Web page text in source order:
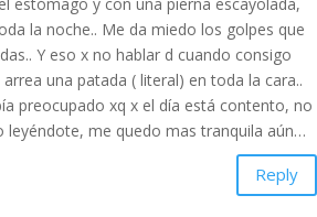
la noche.. Me da miedo los golpes que
Y eso x no hablar d cuando consigo
una patada ( literal) en toda la cara..
preocupado xq x el día está contento, no
leyéndote, me quedo mas tranquila aún…
Reply